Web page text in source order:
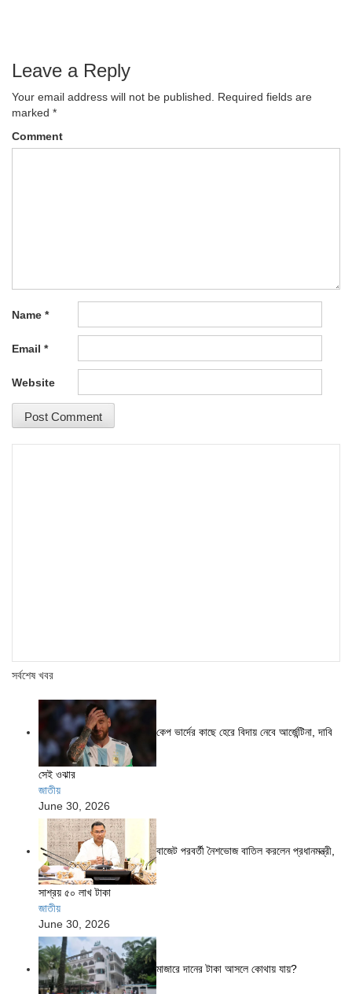
Leave a Reply
Your email address will not be published. Required fields are
marked *
Comment
Name *
Email *
Website
সর্বশেষ খবর
কেপ ভার্দের কাছে হেরে বিদায় নেবে আর্জেন্টিনা, দাবি
সেই ওঝার
জাতীয়
June 30, 2026
বাজেট পরবর্তী নৈশভোজ বাতিল করলেন প্রধানমন্ত্রী,
সাশ্রয় ৫০ লাখ টাকা
জাতীয়
June 30, 2026
মাজারে দানের টাকা আসলে কোথায় যায়?